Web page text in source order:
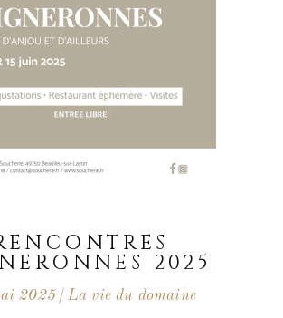
2025
2025 La vie du domaine